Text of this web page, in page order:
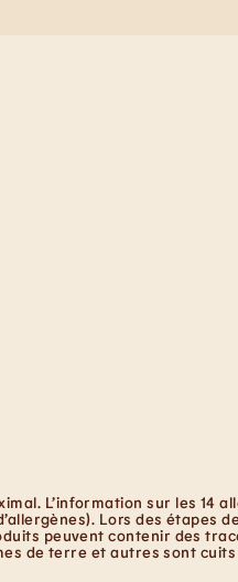
L’information sur les 14
Lors des étapes
peuvent contenir des
de terre et autres sont